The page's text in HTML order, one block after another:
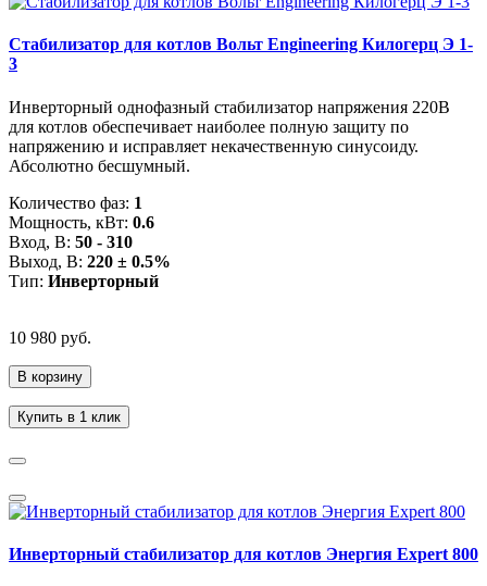
Стабилизатор для котлов Вольт Engineering Килогерц Э 1-
3
Инверторный однофазный стабилизатор напряжения 220В
для котлов обеспечивает наиболее полную защиту по
напряжению и исправляет некачественную синусоиду.
Абсолютно бесшумный.
Количество фаз: 1
Мощность, кВт: 0.6
Вход, В: 50 - 310
Выход, В: 220 ± 0.5%
Тип: Инверторный
10 980 руб.
В корзину
Купить в 1 клик
Инверторный стабилизатор для котлов Энергия Expert 800